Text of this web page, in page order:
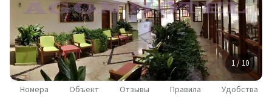
1 / 10
Номера Объект Отзывы Правила Удобства